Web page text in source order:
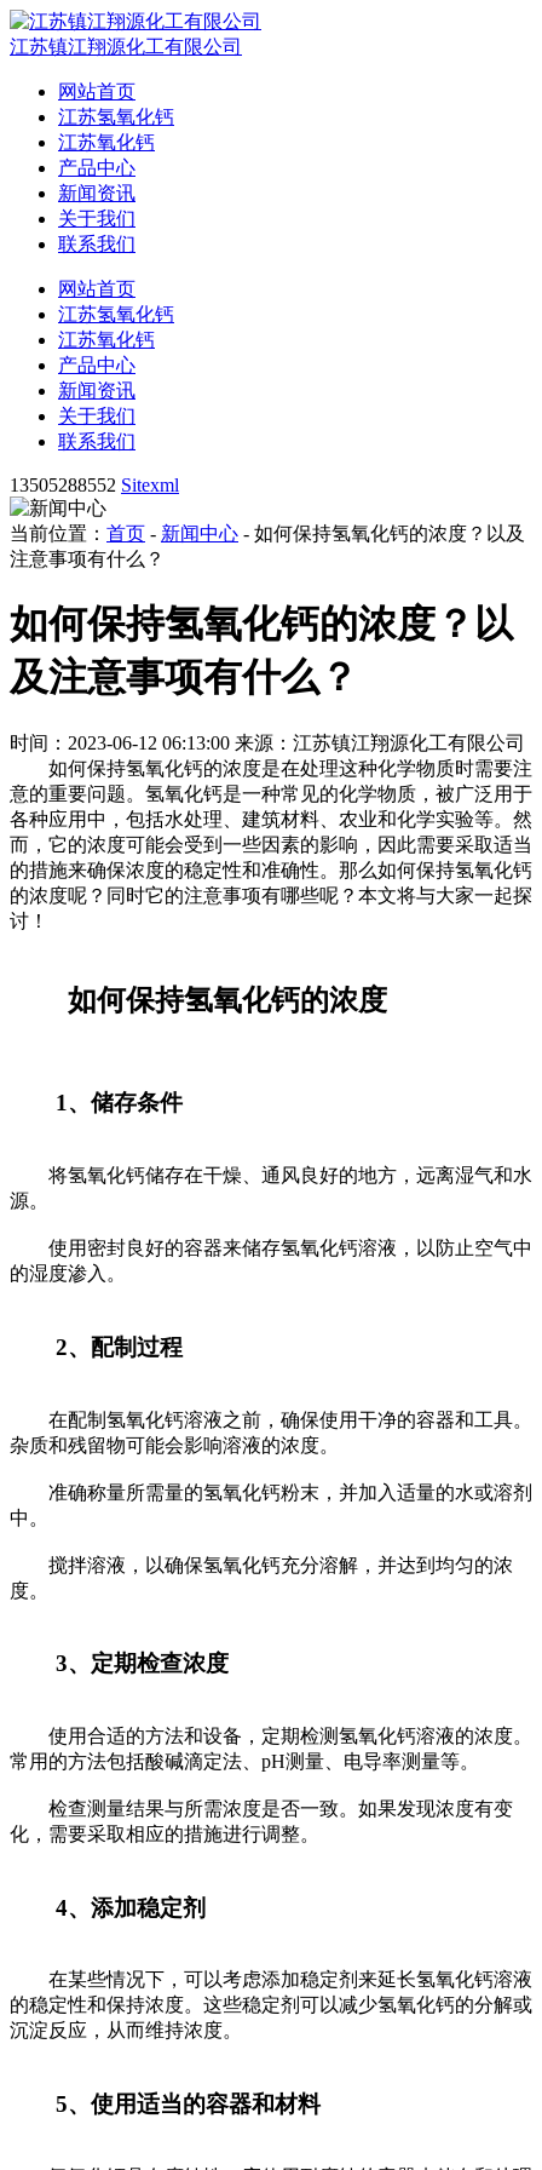
江苏镇江翔源化工有限公司
网站首页
江苏氢氧化钙
江苏氧化钙
产品中心
新闻资讯
关于我们
联系我们
网站首页
江苏氢氧化钙
江苏氧化钙
产品中心
新闻资讯
关于我们
联系我们
13505288552 Sitexml
当前位置： 首页 - 新闻中心 - 如何保持氢氧化钙的浓度？以及
注意事项有什么？
如何保持氢氧化钙的浓度？以
及注意事项有什么？
时间：2023-06-12 06:13:00 来源：江苏镇江翔源化工有限公司
如何保持氢氧化钙的浓度是在处理这种化学物质时需要注
意的重要问题。氢氧化钙是一种常见的化学物质，被广泛用于
各种应用中，包括水处理、建筑材料、农业和化学实验等。然
而，它的浓度可能会受到一些因素的影响，因此需要采取适当
的措施来确保浓度的稳定性和准确性。那么如何保持氢氧化钙
的浓度呢？同时它的注意事项有哪些呢？本文将与大家一起探
讨！
如何保持氢氧化钙的浓度
1、储存条件
将氢氧化钙储存在干燥、通风良好的地方，远离湿气和水
源。
使用密封良好的容器来储存氢氧化钙溶液，以防止空气中
的湿度渗入。
2、配制过程
在配制氢氧化钙溶液之前，确保使用干净的容器和工具。
杂质和残留物可能会影响溶液的浓度。
准确称量所需量的氢氧化钙粉末，并加入适量的水或溶剂
中。
搅拌溶液，以确保氢氧化钙充分溶解，并达到均匀的浓
度。
3、定期检查浓度
使用合适的方法和设备，定期检测氢氧化钙溶液的浓度。
常用的方法包括酸碱滴定法、pH测量、电导率测量等。
检查测量结果与所需浓度是否一致。如果发现浓度有变
化，需要采取相应的措施进行调整。
4、添加稳定剂
在某些情况下，可以考虑添加稳定剂来延长氢氧化钙溶液
的稳定性和保持浓度。这些稳定剂可以减少氢氧化钙的分解或
沉淀反应，从而维持浓度。
5、使用适当的容器和材料